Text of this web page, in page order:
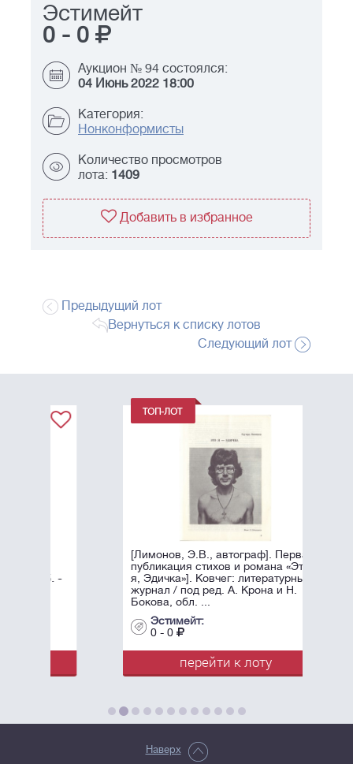
Эстимейт
0 - 0
Аукцион № 94 состоялся:
04 Июнь 2022 18:00
Категория:
Нонконформисты
Количество просмотров
лота: 1409
Добавить в избранное
Предыдущий лот
Вернуться к списку лотов
Следующий лот
[Лимонов, Э.В., автограф]. Первая
публикация стихов и романа «Это
я, Эдичка»]. Ковчег: литературный
журнал / под ред. А. Крона и Н.
Бокова, обл. ...
Эстимейт:
перейти к лоту
Наверх